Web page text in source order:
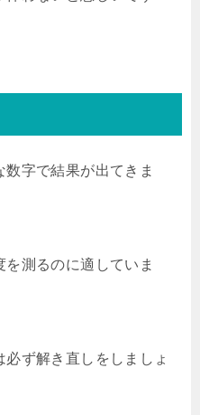
字で結果が出てきま
測るのに適していま
ず解き直しをしましょ